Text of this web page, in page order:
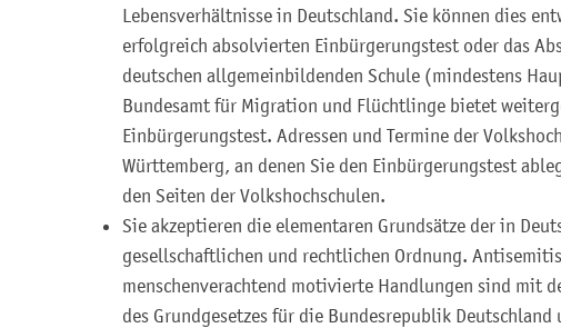
Lebensverhältnisse in Deutschland. Sie können dies
erfolgreich absolvierten Einbürgerungstest oder das
deutschen allgemeinbildenden Schule (mindestens
Bundesamt für Migration und Flüchtlinge bietet
Einbürgerungstest. Adressen und Termine der
Württemberg, an denen Sie den Einbürgerungstest
den Seiten der Volkshochschulen.
Sie akzeptieren die elementaren Grundsätze der in
gesellschaftlichen und rechtlichen Ordnung.
menschenverachtend motivierte Handlungen sind mit
des Grundgesetzes für die Bundesrepublik